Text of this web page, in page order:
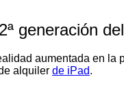
generación
aumentada en
alquiler de iPad.